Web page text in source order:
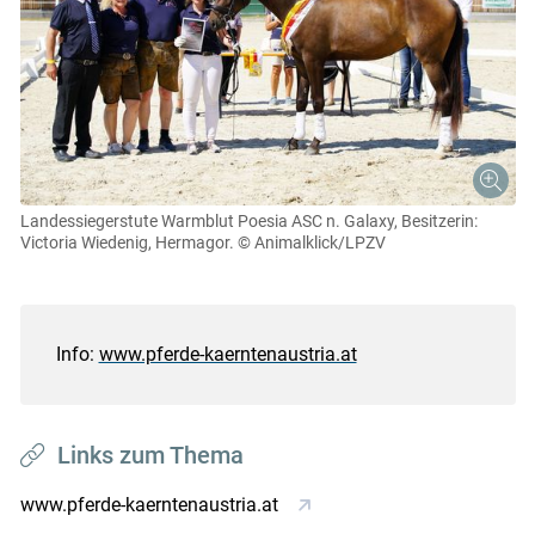
Landessiegerstute Warmblut Poesia ASC n. Galaxy, Besitzerin:
Victoria Wiedenig, Hermagor. © Animalklick/LPZV
Info: www.pferde-kaerntenaustria.at
Links zum Thema
www.pferde-kaerntenaustria.at